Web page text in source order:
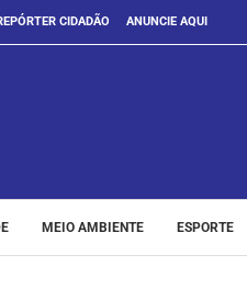
CIDADÃO ANUNCIE AQUI
MEIO AMBIENTE ESPORTE